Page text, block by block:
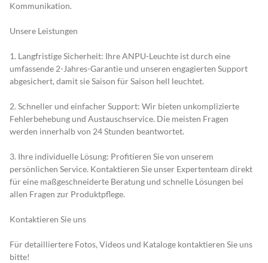
Kommunikation.
Unsere Leistungen
1. Langfristige Sicherheit: Ihre ANPU-Leuchte ist durch eine
umfassende 2-Jahres-Garantie und unseren engagierten Support
abgesichert, damit sie Saison für Saison hell leuchtet.
2. Schneller und einfacher Support: Wir bieten unkomplizierte
Fehlerbehebung und Austauschservice. Die meisten Fragen
werden innerhalb von 24 Stunden beantwortet.
3. Ihre individuelle Lösung: Profitieren Sie von unserem
persönlichen Service. Kontaktieren Sie unser Expertenteam direkt
für eine maßgeschneiderte Beratung und schnelle Lösungen bei
allen Fragen zur Produktpflege.
Kontaktieren Sie uns
Für detailliertere Fotos, Videos und Kataloge kontaktieren Sie uns
bitte!